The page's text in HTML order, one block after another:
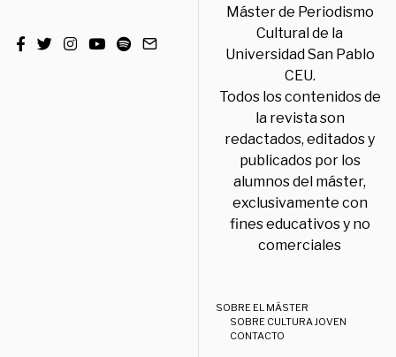
Máster de Periodismo
Cultural de la
Universidad San Pablo
CEU.
Todos los contenidos de
la revista son
redactados, editados y
publicados por los
alumnos del máster,
exclusivamente con
fines educativos y no
comerciales
SOBRE EL MÁSTER
SOBRE CULTURA JOVEN
CONTACTO